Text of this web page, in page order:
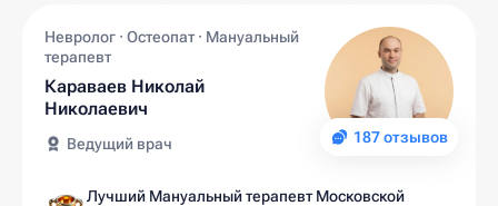
187 отзывов
Невролог · Остеопат · Мануальный
терапевт
Караваев Николай
Николаевич
Ведущий врач
Лучший Мануальный терапевт Московской